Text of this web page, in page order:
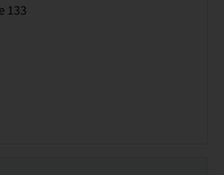
133